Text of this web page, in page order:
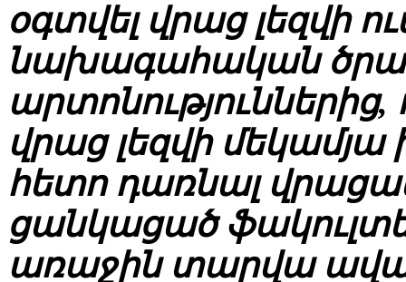
օգտվել վրաց լեզվի
նախագահական
արտոնություններից,
վրաց լեզվի մեկամյա
հետո դառնալ
ցանկացած
առաջին տարվա